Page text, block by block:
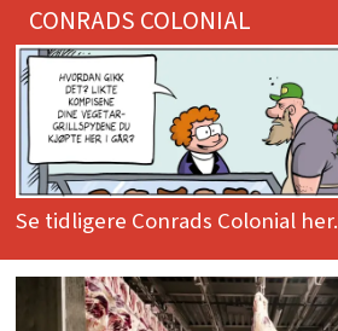
CONRADS COLONIAL
Se tidligere Conrads Colonial her.